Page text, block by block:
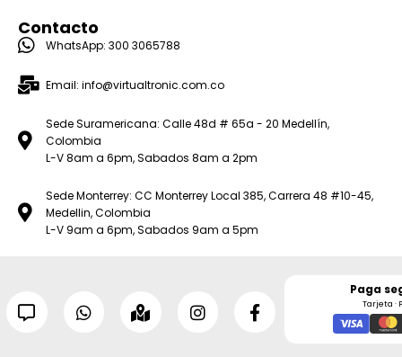
Contacto
WhatsApp: 300 3065788
Email: info@virtualtronic.com.co
Sede Suramericana: Calle 48d # 65a - 20 Medellín,
Colombia
L-V 8am a 6pm, Sabados 8am a 2pm
Sede Monterrey: CC Monterrey Local 385, Carrera 48 #10-45,
Medellin, Colombia
L-V 9am a 6pm, Sabados 9am a 5pm
Paga
Tarjeta ·